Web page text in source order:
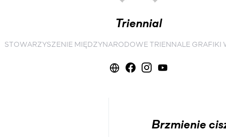
Triennial
STOWARZYSZENIE MIĘDZYNARODOWE TRIENNALE GRAFIKI
Brzmienie